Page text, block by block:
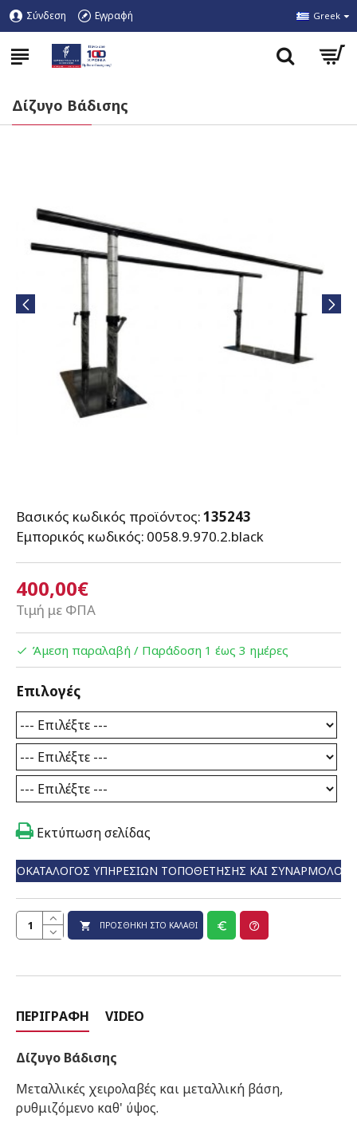
Σύνδεση Εγγραφή Greek
Δίζυγο Βάδισης
400,00€
Τιμή με ΦΠΑ
Βασικός κωδικός προϊόντος:135243
Εμπορικός κωδικός: 0058.9.970.2.black
Άμεση παραλαβή / Παράδoση 1 έως 3 ημέρες
Επιλογές
ΠΡΟΣΘΉΚΗ ΣΤΟ ΚΑΛΆΘΙ
Εκτύπωση σελίδας
ΥΠΗΡΕΣΙΏΝ ΤΟΠΟΘΈΤΗΣΗΣ ΚΑΙ
ΠΕΡΙΓΡΑΦΉ VIDEO
Δίζυγο Βάδισης
Μεταλλικές χειρολαβές και μεταλλική βάση,
ρυθμιζόμενο καθ' ύψος.